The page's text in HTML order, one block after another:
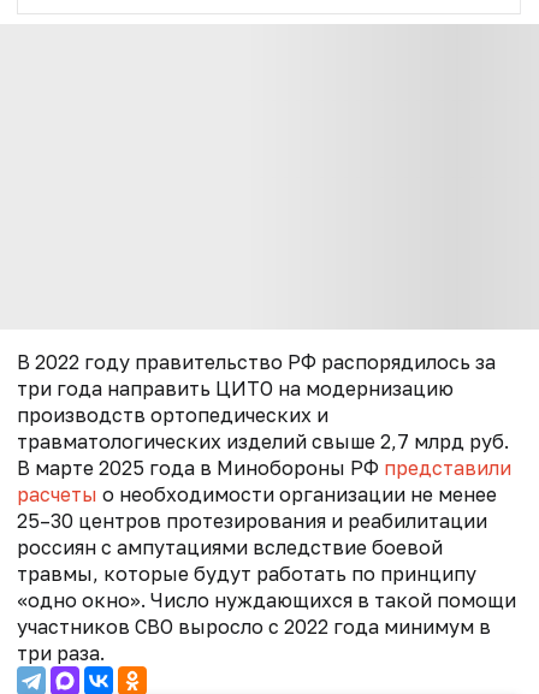
В 2022 году правительство РФ распорядилось за
три года направить ЦИТО на модернизацию
производств ортопедических и
травматологических изделий свыше 2,7 млрд руб.
В марте 2025 года в Минобороны РФ представили
расчеты о необходимости организации не менее
25–30 центров протезирования и реабилитации
россиян с ампутациями вследствие боевой
травмы, которые будут работать по принципу
«одно окно». Число нуждающихся в такой помощи
участников СВО выросло с 2022 года минимум в
три раза.